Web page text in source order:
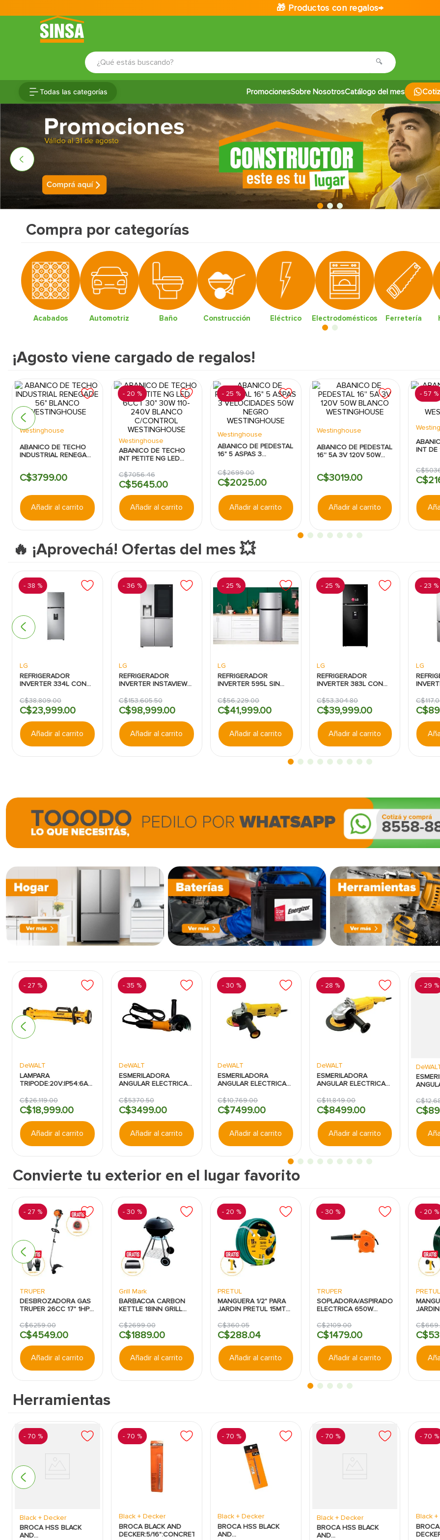
🎁 Productos con regalos→
¿Qué estás buscando?
Todas las categorías PromocionesSobre NosotrosCatálogo del mes
Compra por categorías
Acabados Automotriz Baño Construcción Eléctrico Electrodomésticos Ferretería
¡Agosto viene cargado de regalos!
Westinghouse
ABANICO DE TECHO
INDUSTRIAL RENEGADE
WESTINGHOUSE
C$3799.00
Añadir al carrito
- 20 %
Westinghouse
ABANICO DE TECHO
INT PETITE NG LED
240V BLANCO
C/CONTROL
WESTINGHOUSE
C$7056.46
C$5645.00
Añadir al carrito
- 25 %
Westinghouse
ABANICO DE PEDESTAL
16" 5 ASPAS 3
NEGRO
WESTINGHOUSE
C$2699.00
C$2025.00
Añadir al carrito
Westinghouse
ABANICO DE PEDESTAL
16'' 5A 3V 120V 50W
WESTINGHOUSE
C$3019.00
Añadir al carrito
-57 %
INT DE
C$
C$
🔥 ¡Aprovechá! Ofertas del mes 💥
- 38 %
LG
REFRIGERADOR
INVERTER 334L CON
LG
C$38,809.00
C$23,999.00
Añadir al carrito
- 36 %
LG
REFRIGERADOR
INVERTER INSTAVIEW
CRAFT ICE 612L ACERO
LG
C$153,605.50
C$98,999.00
Añadir al carrito
- 25 %
LG
REFRIGERADOR
INVERTER 595L SIN
C$56,229.00
C$41,999.00
Añadir al carrito
- 25 %
LG
REFRIGERADOR
INVERTER 383L CON
LG
C$53,304.80
C$39,999.00
Añadir al carrito
- 23 %
LG
MATTE
C$117,
C$89
- 27 %
DeWALT
LAMPARA
TRIPODE:20V:IP54:6AH:3000
C$26,119.00
C$18,999.00
Añadir al carrito
- 35 %
DeWALT
ESMERILADORA
ANGULAR ELECTRICA
C$5370.50
C$3499.00
Añadir al carrito
- 30 %
DeWALT
ESMERILADORA
ANGULAR ELECTRICA
C$10,769.00
C$7499.00
Añadir al carrito
- 28 %
DeWALT
ESMERILADORA
ANGULAR ELECTRICA
C$11,849.00
C$8499.00
Añadir al carrito
- 29 %
C$12,
C$
Convierte tu exterior en el lugar favorito
- 27 %
TRUPER
DESBROZADORA GAS
TRUPER 26CC 17" 1HP
C$6259.00
C$4549.00
Añadir al carrito
- 30 %
Grill Mark
BARBACOA CARBON
KETTLE 18INN GRILL
C$2699.00
C$1889.00
Añadir al carrito
- 20 %
PRETUL
MANGUERA 1/2" PARA
JARDIN PRETUL 15MTS
C$360.05
C$288.04
Añadir al carrito
- 30 %
TRUPER
SOPLADORA/ASPIRADORA
ELECTRICA 650W
C$2109.00
C$1479.00
Añadir al carrito
- 20 %
C$669.
C$
Herramientas
- 70 %
Black + Decker
BROCA HSS BLACK
AND
- 70 %
Black + Decker
BROCA BLACK AND
DECKER:5/16":CONCRETO
- 70 %
Black + Decker
BROCA HSS BLACK
AND
- 70 %
Black + Decker
BROCA HSS BLACK
AND
- 70 %
Black
.
ceramica
3 .
baldosa
4
puertas
6.
inodoro
9.
pantry
puerta